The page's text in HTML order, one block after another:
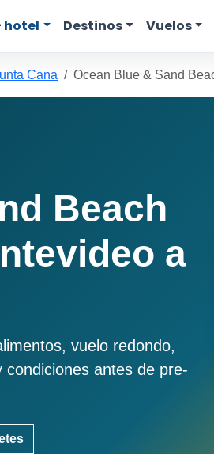
hotel Destinos Vuelos
Cana Ocean Blue & Sand
Beach
a
vuelo redondo,
antes de pre-